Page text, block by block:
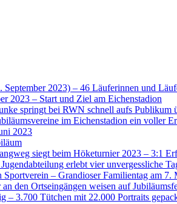
2023) – 46 Läuferinnen und
2023 – Start und Ziel am Eichenstadion
springt bei RWN schnell aufs
im Eichenstadion ein voller
2023
siegt beim Höketurnier 2023 – 3:1
erlebt vier unvergessliche
– Grandioser Familientag am 7.
den Ortseingängen weisen auf
– 3.700 Tütchen mit 22.000 Portraits